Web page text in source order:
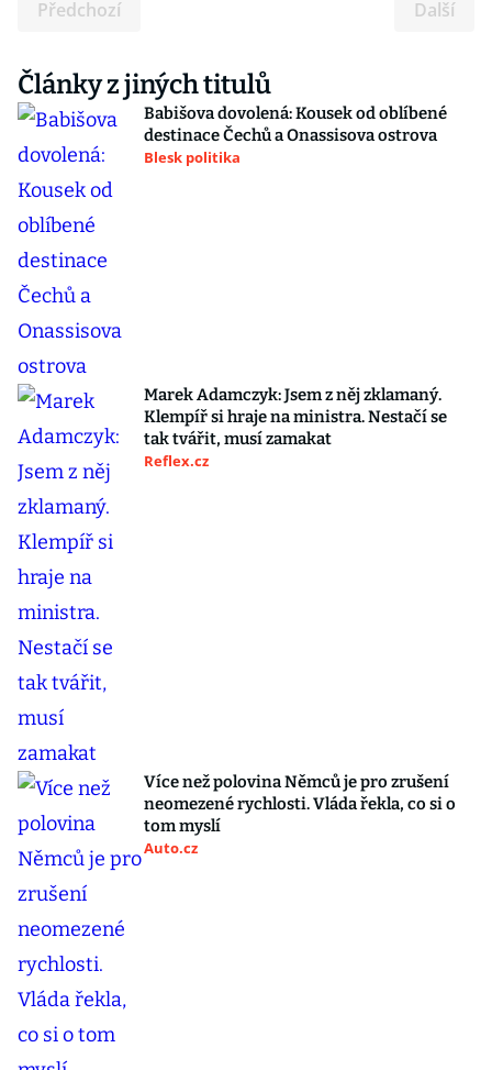
Předchozí Další
Články z jiných titulů
Babišova dovolená: Kousek od oblíbené
destinace Čechů a Onassisova ostrova
Blesk politika
Marek Adamczyk: Jsem z něj zklamaný.
Klempíř si hraje na ministra. Nestačí se
tak tvářit, musí zamakat
Reflex.cz
Více než polovina Němců je pro zrušení
neomezené rychlosti. Vláda řekla, co si o
tom myslí
Auto.cz